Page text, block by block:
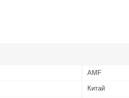
AMF
Китай